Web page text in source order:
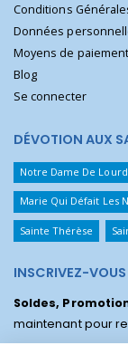
Conditions
Données
Moyens de paiement
Blog
Se connecter
DÉVOTION AUX
Notre Dame De
Marie Qui Défait Les
Sainte Thérèse
INSCRIVEZ-VOUS
Soldes,
maintenant pour